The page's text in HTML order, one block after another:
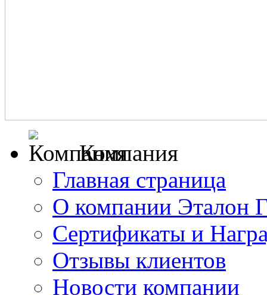
Компания
Главная страница
О компании Эталон
Сертификаты и
Отзывы клиентов
Новости компании